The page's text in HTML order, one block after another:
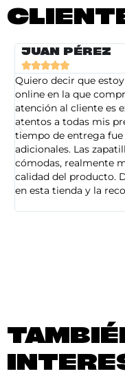
JUAN PÉREZ

Quiero decir que
online en la que
atención al cliente es
atentos a todas mis
tiempo de entrega
adicionales. Las
cómodas, realmente
calidad del producto.
en esta tienda y la